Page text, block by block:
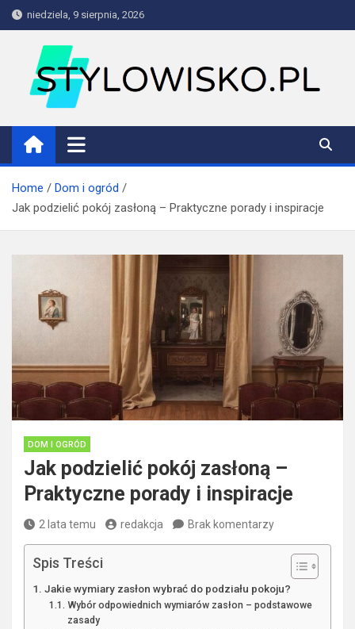
Skip
to
niedziela, 9 sierpnia, 2026
stylowisko.pl
Blog
Home
Dom i ogród
Jak podzielić pokój zasłoną – Praktyczne porady i inspiracje
DOM I OGRÓD
Jak podzielić pokój zasłoną –
Praktyczne porady i inspiracje
2 lata temu redakcja Brak komentarzy
Spis Treści
Jakie wymiary zasłon wybrać do podziału pokoju?
Wybór odpowiednich wymiarów zasłon – podstawowe
zasady